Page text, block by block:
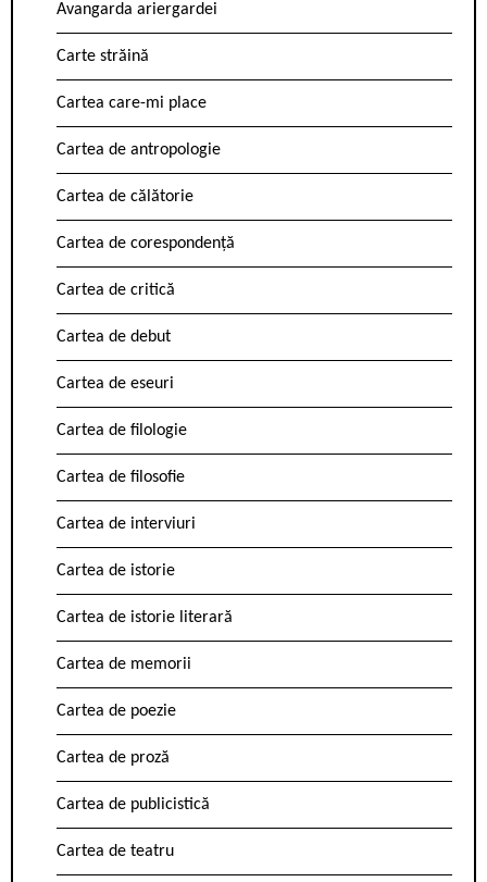
Avangarda ariergardei
Carte străină
Cartea care-mi place
Cartea de antropologie
Cartea de călătorie
Cartea de corespondență
Cartea de critică
Cartea de debut
Cartea de eseuri
Cartea de filologie
Cartea de filosofie
Cartea de interviuri
Cartea de istorie
Cartea de istorie literară
Cartea de memorii
Cartea de poezie
Cartea de proză
Cartea de publicistică
Cartea de teatru